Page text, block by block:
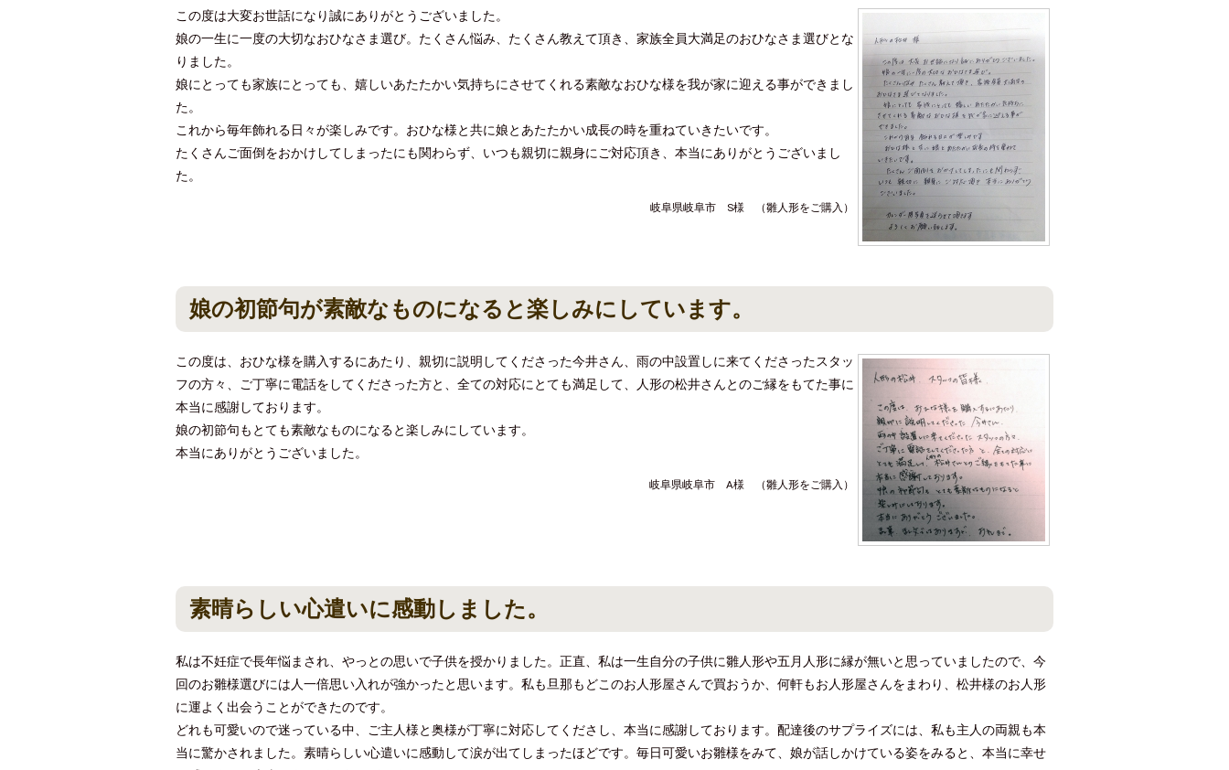
この度は大変お世話になり誠にありがとうございました。
娘の一生に一度の大切なおひなさま選び。たくさん悩み、たくさん教えて頂き、家族全員大満足のおひなさま選びとな
りました。
娘にとっても家族にとっても、嬉しいあたたかい気持ちにさせてくれる素敵なおひな様を我が家に迎える事ができまし
た。
これから毎年飾れる日々が楽しみです。おひな様と共に娘とあたたかい成長の時を重ねていきたいです。
たくさんご面倒をおかけしてしまったにも関わらず、いつも親切に親身にご対応頂き、本当にありがとうございまし
た。
岐阜県岐阜市 S様 （雛人形をご購入）
娘の初節句が素敵なものになると楽しみにしています。
この度は、おひな様を購入するにあたり、親切に説明してくださった今井さん、雨の中設置しに来てくださったスタッ
フの方々、ご丁寧に電話をしてくださった方と、全ての対応にとても満足して、人形の松井さんとのご縁をもてた事に
本当に感謝しております。
娘の初節句もとても素敵なものになると楽しみにしています。
本当にありがとうございました。
岐阜県岐阜市 A様 （雛人形をご購入）
素晴らしい心遣いに感動しました。
私は不妊症で長年悩まされ、やっとの思いで子供を授かりました。正直、私は一生自分の子供に雛人形や五月人形に縁が無いと思っていましたので、今
回のお雛様選びには人一倍思い入れが強かったと思います。私も旦那もどこのお人形屋さんで買おうか、何軒もお人形屋さんをまわり、松井様のお人形
に運よく出会うことができたのです。
どれも可愛いので迷っている中、ご主人様と奥様が丁寧に対応してくださし、本当に感謝しております。配達後のサプライズには、私も主人の両親も本
当に驚かされました。素晴らしい心遣いに感動して涙が出てしまったほどです。毎日可愛いお雛様をみて、娘が話しかけている姿をみると、本当に幸せ